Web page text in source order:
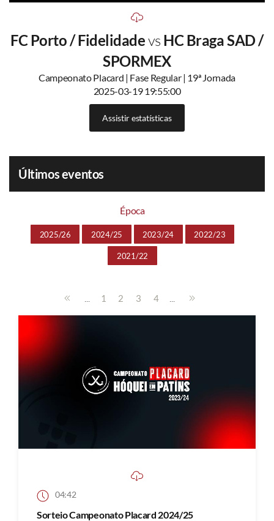
FC Porto / Fidelidadevs HC Braga SAD /
SPORMEX
Campeonato Placard | Fase Regular | 19ª Jornada
2025-03-19 19:55:00
Assistir estatísticas
Últimos eventos
Época
2025/26 2024/25 2023/24 2022/23
2021/22
... 1 2 3 4 ...
04:42
Sorteio Campeonato Placard 2024/25